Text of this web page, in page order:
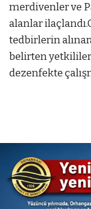
merdivenler ve
alanlar
tedbirlerin
belirten
dezenfekte